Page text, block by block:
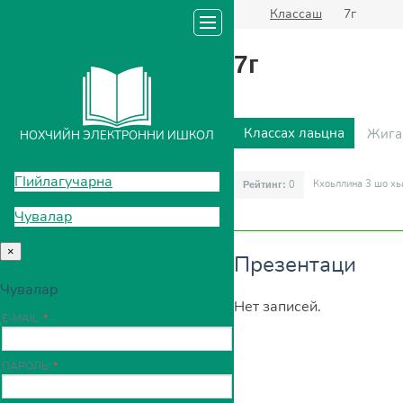
Классаш 7г
НОХЧИЙН ЭЛЕКТРОННИ ИШКОЛ
ГIийлагучарна
Чувалар
×
Чувалар
E-MAIL
ПАРОЛЬ
7г
Классах лаьцна
Рейтинг: 0 Кхоьллина 3 шо
Презентаци
Нет записей.